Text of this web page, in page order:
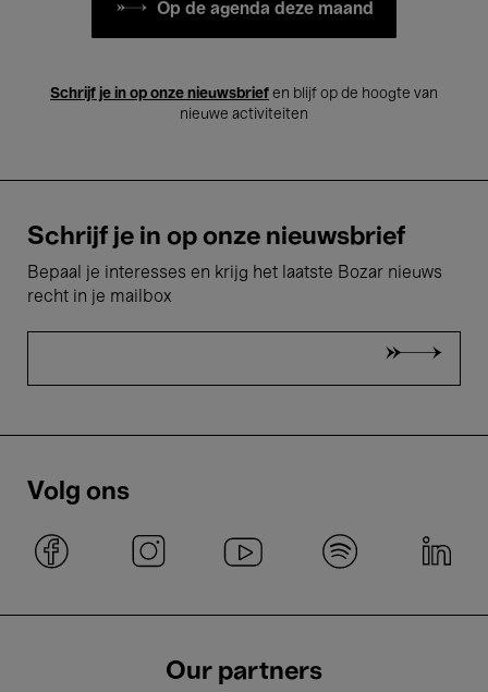
Op de agenda deze maand
Schrijf je in op onze nieuwsbrief en blijf op de hoogte van
nieuwe activiteiten
Schrijf je in op onze nieuwsbrief
Bepaal je interesses en krijg het laatste Bozar nieuws
recht in je mailbox
Volg ons
Our partners